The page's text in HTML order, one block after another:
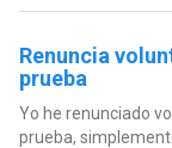
Renuncia
prueba
Yo he renunciado
prueba,